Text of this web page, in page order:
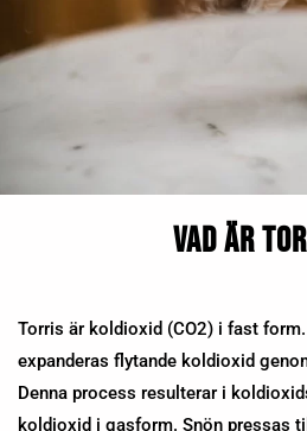
Vad är
Torris är koldioxid (CO2) i fast
expanderas flytande koldioxid
Denna process resulterar i
koldioxid i gasform. Snön pressas